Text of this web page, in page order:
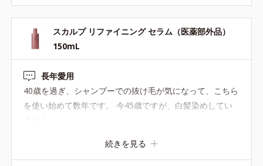
シ］プロピル］加水分解大豆たん白
品）
育毛・抜け毛予防に。地肌と髪のための美容液です。
地肌の血行を促進し、抜け毛を予防する「センブリエキス」を配
スカルプ リファイニング セラム（医薬部外品）
150mL
長年愛用
40歳を過ぎ、シャンプーでの抜け毛が気になって、こちら
を使い始めて数年です。 今45歳ですが、白髪染めしてい
続きを見る